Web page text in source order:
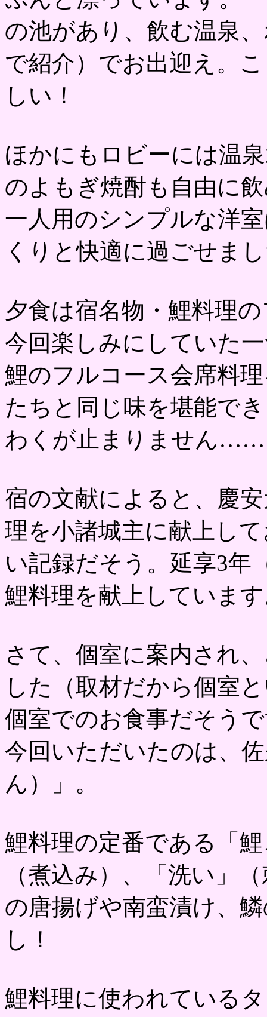
の池があり、飲む温泉
で紹介）でお出迎え。
しい！
ほかにもロビーには温
のよもぎ焼酎も自由に
一人用のシンプルな洋
くりと快適に過ごせま
夕食は宿名物・鯉料理
今回楽しみにしていた
鯉のフルコース会席料
たちと同じ味を堪能で
わくが止まりません
宿の文献によると、慶
理を小諸城主に献上し
い記録だそう。延享3年
鯉料理を献上していま
さて、個室に案内され
した（取材だから個室
個室でのお食事だそう
今回いただいたのは、
ん）」。
鯉料理の定番である「
（煮込み）、「洗い」
の唐揚げや南蛮漬け、
し！
鯉料理に使われている